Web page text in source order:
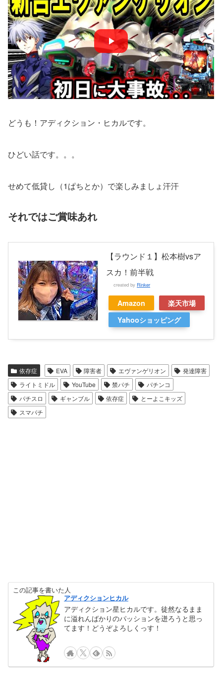
どうも！アディクション・ヒカルです。
ひどい話です。。。
せめて低貸し（1ぱちとか）で楽しみましょ汗汗
それではご賞味あれ
【ラウンド１】松本樹vsア
スカ！前半戦
created by Rinker
Amazon
楽天市場
Yahooショッピング
依存症 EVA 障害者 エヴァンゲリオン
発達障害
ライトミドル
YouTube 禁パチ
パチンコ
パチスロ
ギャンブル 依存症
とーよこキッズ
スマパチ
この記事を書いた人
アディクションヒカル
アディクション星ヒカルです。徒然なるまま
に溢れんばかりのパッションを迸ろうと思っ
てます！どうぞよろしくっす！